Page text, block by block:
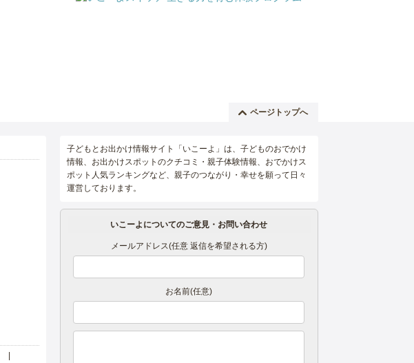
ページトップへ
子どもとお出かけ情報サイト「いこーよ」は、子どものおでかけ
情報、お出かけスポットのクチコミ・親子体験情報、おでかけス
ポット人気ランキングなど、親子のつながり・幸せを願って日々
運営しております。
いこーよについてのご意見・お問い合わせ
メールアドレス(任意 返信を希望される方)
お名前(任意)